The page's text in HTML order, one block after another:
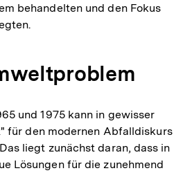
behandelten und den Fokus
und 1975 kann in gewisser
für den modernen Abfalldiskurs
liegt zunächst daran, dass in
Lösungen für die zunehmend